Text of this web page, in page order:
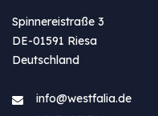
Spinnereistraße 3
DE-01591 Riesa
Deutschland
info@westfa​lia.de